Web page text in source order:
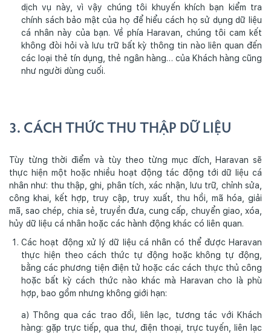
dịch vụ này, vì vậy chúng tôi khuyến khích bạn kiểm tra
chính sách bảo mật của họ để hiểu cách họ sử dụng dữ liệu
cá nhân này của bạn. Về phía Haravan, chúng tôi cam kết
không đòi hỏi và lưu trữ bất kỳ thông tin nào liên quan đến
các loại thẻ tín dụng, thẻ ngân hàng… của Khách hàng cũng
như người dùng cuối.
3. CÁCH THỨC THU THẬP DỮ LIỆU
Tùy từng thời điểm và tùy theo từng mục đích, Haravan sẽ
thực hiện một hoặc nhiều hoạt động tác động tới dữ liệu cá
nhân như: thu thập, ghi, phân tích, xác nhận, lưu trữ, chỉnh sửa,
công khai, kết hợp, truy cập, truy xuất, thu hồi, mã hóa, giải
mã, sao chép, chia sẻ, truyền đưa, cung cấp, chuyển giao, xóa,
hủy dữ liệu cá nhân hoặc các hành động khác có liên quan.
Các hoạt động xử lý dữ liệu cá nhân có thể được Haravan
thực hiện theo cách thức tự động hoặc không tự động,
bằng các phương tiện điện tử hoặc các cách thực thủ công
hoặc bất kỳ cách thức nào khác mà Haravan cho là phù
hợp, bao gồm nhưng không giới hạn:
a) Thông qua các trao đổi, liên lạc, tương tác với Khách
hàng: gặp trực tiếp, qua thư, điện thoại, trực tuyến, liên lạc